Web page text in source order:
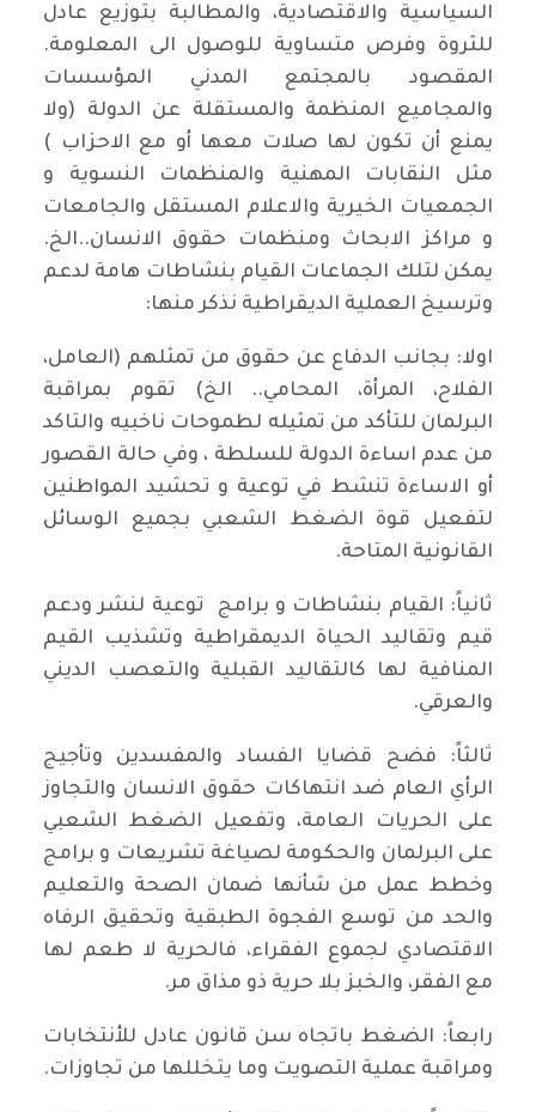
السياسية والاقتصادية، والمطالبة بتوزيع عادل
للثروة وفرص متساوية للوصول الى المعلومة.
المقصود بالمجتمع المدني المؤسسات
والمجاميع المنظمة والمستقلة عن الدولة (ولا
يمنع أن تكون لها صلات معها أو مع الاحزاب )
مثل النقابات المهنية والمنظمات النسوية و
الجمعيات الخيرية والاعلام المستقل والجامعات
و مراكز الابحاث ومنظمات حقوق الانسان..الخ.
يمكن لتلك الجماعات القيام بنشاطات هامة لدعم
وترسيخ العملية الديقراطية نذكر منها:
اولا: بجانب الدفاع عن حقوق من تمثلهم (العامل،
الفلاح، المرأة، المحامي.. الخ) تقوم بمراقبة
البرلمان للتأكد من تمثيله لطموحات ناخبيه والتاكد
من عدم اساءة الدولة للسلطة ، وفي حالة القصور
أو الاساءة تنشط في توعية و تحشيد المواطنين
لتفعيل قوة الضغط الشعبي بجميع الوسائل
القانونية المتاحة.
ثانياً: القيام بنشاطات و برامج توعية لنشر ودعم
قيم وتقاليد الحياة الديمقراطية وتشذيب القيم
المنافية لها كالتقاليد القبلية والتعصب الديني
والعرقي.
ثالثاً: فضح قضايا الفساد والمفسدين وتأجيج
الرأي العام ضد انتهاكات حقوق الانسان والتجاوز
على الحريات العامة، وتفعيل الضغط الشعبي
على البرلمان والحكومة لصياغة تشريعات و برامج
وخطط عمل من شأنها ضمان الصحة والتعليم
والحد من توسع الفجوة الطبقية وتحقيق الرفاه
الاقتصادي لجموع الفقراء، فالحرية لا طعم لها
مع الفقر، والخبز بلا حرية ذو مذاق مر.
رابعاً: الضغط باتجاه سن قانون عادل للأنتخابات
ومراقبة عملية التصويت وما يتخللها من تجاوزات.